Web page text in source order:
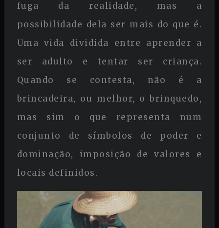
fuga da realidade, mas a
possibilidade dela ser mais do que é.
Uma vida dividida entre aprender a
ser adulto e tentar ser criança.
Quando se contesta, não é a
brincadeira, ou melhor, o brinquedo,
mas sim o que representa num
conjunto de símbolos de poder e
dominação, imposição de valores e
locais definidos.